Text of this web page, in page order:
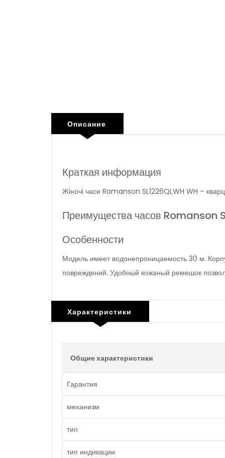
Описание
Краткая информация
Жiночi часи Romanson SL1226QLWH WH –
Преимущества часов Romanson
Особенности
Модель имеет водонепроницаемость 30 м.
повреждений. Удобный кожаный ремешок
Характеристики
Общие характеристики
Гарантия
механизм
тип
тип индикации